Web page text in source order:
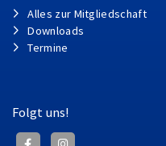
Alles zur Mitgliedschaft
Downloads
Termine
Folgt uns!